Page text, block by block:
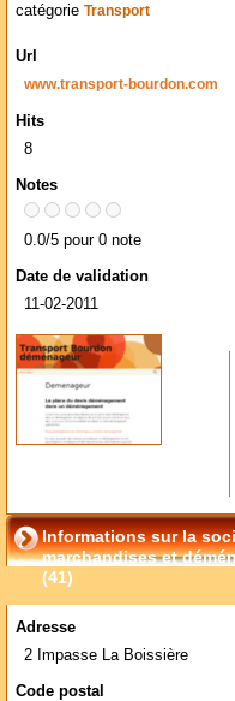
catégorie Transport
Url
www.transport-bourdon.com
Hits
8
Notes
0.0/5 pour 0 note
Date de validation
11-02-2011
Informations sur la
marchandises et
(41)
Adresse
2 Impasse La Boissière
Code postal